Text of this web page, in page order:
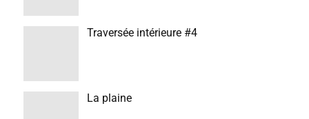
Traversée intérieure #4
La plaine